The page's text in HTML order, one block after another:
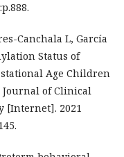
Canchala L, García
Status of
Age Children
of Clinical
[Internet]. 2021